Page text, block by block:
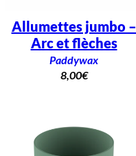
Allumettes jumbo –
Arc et flèches
Paddywax
8,00€